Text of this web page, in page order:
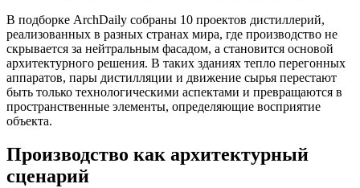
В подборке ArchDaily собраны 10 проектов дистиллерий,
реализованных в разных странах мира, где производство не
скрывается за нейтральным фасадом, а становится основой
архитектурного решения. В таких зданиях тепло перегонных
аппаратов, пары дистилляции и движение сырья перестают
быть только технологическими аспектами и превращаются в
пространственные элементы, определяющие восприятие
объекта.
Производство как архитектурный
сценарий